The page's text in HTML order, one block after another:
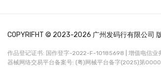
COPYRIFHT © 2023-2026 广州发码行有限公司
作品登记证书: 国作登字-2022-F-10185698 | 增值电信业
器械网络交易平台备案号: (粤)网械平台备字(2025)第